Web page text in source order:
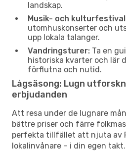
landskap.
Musik- och
utomhuskonserter och
upp lokala talanger.
Vandringsturer: Ta en
historiska kvarter och lär
förflutna och nutid.
Lågsäsong: Lugn
erbjudanden
Att resa under de lugnare
bättre priser och färre
perfekta tillfället att njuta av
lokalinvånare – i din egen